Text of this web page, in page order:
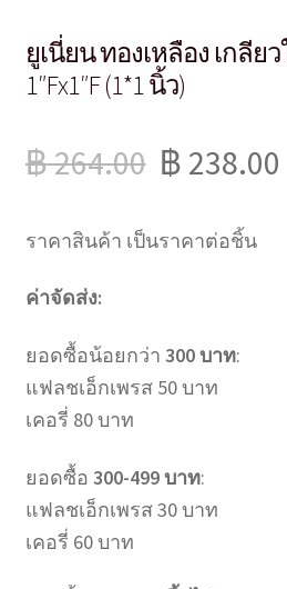
ยูเนี่ยน ทองเหลือง เกลียว
1″Fx1″F (1*1 นิ้ว)
฿264.00 ฿ 238.00
ราคาสินค้า เป็นราคาต่อชิ้น
ค่าจัดส่ง:
ยอดซื้อน้อยกว่า 300 บาท:
แฟลชเอ็กเพรส 50 บาท
เคอรี่ 80 บาท
ยอดซื้อ 300-499 บาท:
แฟลชเอ็กเพรส 30 บาท
เคอรี่ 60 บาท